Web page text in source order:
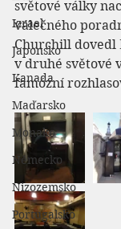
Izrael
Japonsko
Kanada
Maďarsko
Monako
Německo
Nizozemsko
Portugalsko
světové války
válečného
Churchill
v druhé světové
famózní